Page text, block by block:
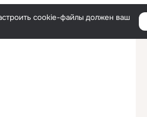
Русский
cookie-файлы должен ваш